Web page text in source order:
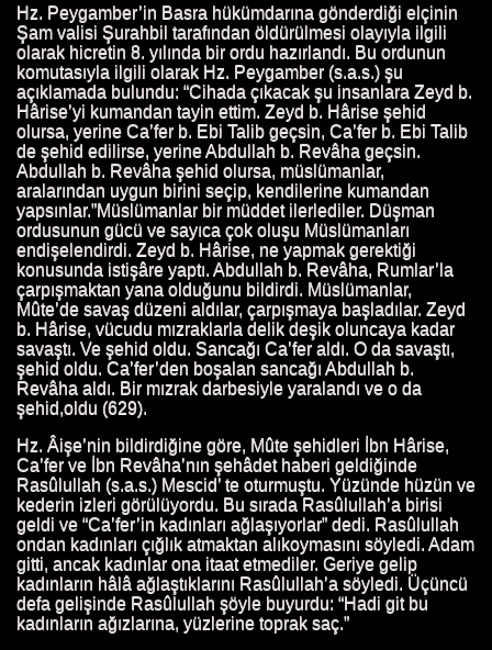
Hz. Peygamber’in Basra hükümdarına gönderdiği elçinin
Şam valisi Şurahbil tarafından öldürülmesi olayıyla ilgili
olarak hicretin 8. yılında bir ordu hazırlandı. Bu ordunun
komutasıyla ilgili olarak Hz. Peygamber (s.a.s.) şu
açıklamada bulundu: “Cihada çıkacak şu insanlara Zeyd b.
Hârise’yi kumandan tayin ettim. Zeyd b. Hârise şehid
olursa, yerine Ca’fer b. Ebi Talib geçsin, Ca’fer b. Ebi Talib
de şehid edilirse, yerine Abdullah b. Revâha geçsin.
Abdullah b. Revâha şehid olursa, müslümanlar,
aralarından uygun birini seçip, kendilerine kumandan
yapsınlar.”Müslümanlar bir müddet ilerlediler. Düşman
ordusunun gücü ve sayıca çok oluşu Müslümanları
endişelendirdi. Zeyd b. Hârise, ne yapmak gerektiği
konusunda istişâre yaptı. Abdullah b. Revâha, Rumlar’la
çarpışmaktan yana olduğunu bildirdi. Müslümanlar,
Mûte’de savaş düzeni aldılar, çarpışmaya başladılar. Zeyd
b. Hârise, vücudu mızraklarla delik deşik oluncaya kadar
savaştı. Ve şehid oldu. Sancağı Ca’fer aldı. O da savaştı,
şehid oldu. Ca’fer’den boşalan sancağı Abdullah b.
Revâha aldı. Bir mızrak darbesiyle yaralandı ve o da
şehid,oldu (629).
Hz. Âişe’nin bildirdiğine göre, Mûte şehidleri İbn Hârise,
Ca’fer ve İbn Revâha’nın şehâdet haberi geldiğinde
Rasûlullah (s.a.s.) Mescid’ te oturmuştu. Yüzünde hüzün ve
kederin izleri görülüyordu. Bu sırada Rasûlullah’a birisi
geldi ve “Ca’fer’in kadınları ağlaşıyorlar” dedi. Rasûlullah
ondan kadınları çığlık atmaktan alıkoymasını söyledi. Adam
gitti, ancak kadınlar ona itaat etmediler. Geriye gelip
kadınların hâlâ ağlaştıklarını Rasûlullah’a söyledi. Üçüncü
defa gelişinde Rasûlullah şöyle buyurdu: “Hadi git bu
kadınların ağızlarına, yüzlerine toprak saç.”